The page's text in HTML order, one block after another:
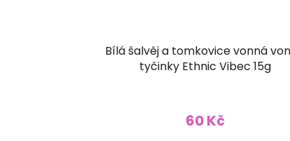
Bílá šalvěj a tomkovice vonná
tyčinky Ethnic Vibec 15g
60 Kč